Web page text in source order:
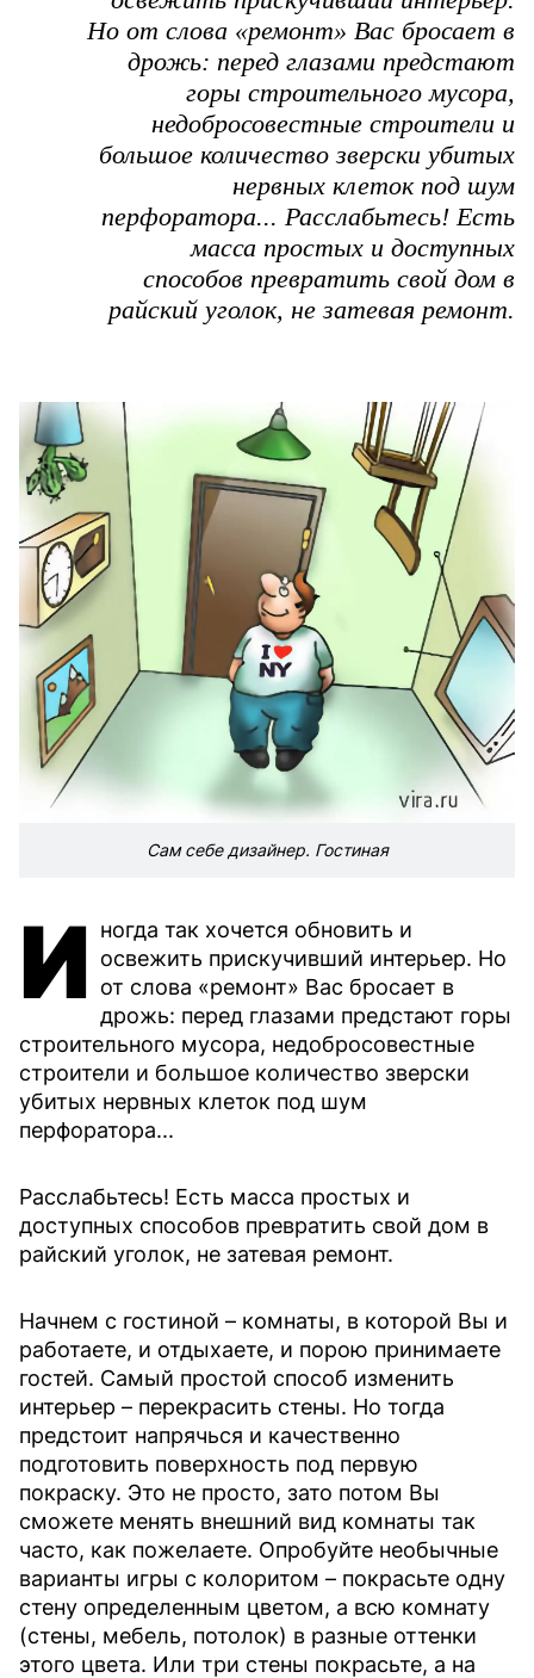
Но от слова «ремонт» Вас бросает в
дрожь: перед глазами предстают
горы строительного мусора,
недобросовестные строители и
большое количество зверски убитых
нервных клеток под шум
перфоратора... Расслабьтесь! Есть
масса простых и доступных
способов превратить свой дом в
райский уголок, не затевая ремонт.
Сам себе дизайнер. Гостиная
И ногда так хочется обновить и
освежить прискучивший интерьер. Но
от слова «ремонт» Вас бросает в
дрожь: перед глазами предстают горы
строительного мусора, недобросовестные
строители и большое количество зверски
убитых нервных клеток под шум
перфоратора...
Расслабьтесь! Есть масса простых и
доступных способов превратить свой дом в
райский уголок, не затевая ремонт.
Начнем с гостиной – комнаты, в которой Вы и
работаете, и отдыхаете, и порою принимаете
гостей. Самый простой способ изменить
интерьер – перекрасить стены. Но тогда
предстоит напрячься и качественно
подготовить поверхность под первую
покраску. Это не просто, зато потом Вы
сможете менять внешний вид комнаты так
часто, как пожелаете. Опробуйте необычные
варианты игры с колоритом – покрасьте одну
стену определенным цветом, а всю комнату
(стены, мебель, потолок) в разные оттенки
этого цвета. Или три стены покрасьте, а на